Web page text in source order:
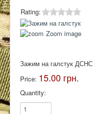
Обувь
Атрибутика
Кабинет
Контакты
Rating:
Zoom image
Зажим на галстук ДСНС
Price: 15.00 грн.
Quantity: